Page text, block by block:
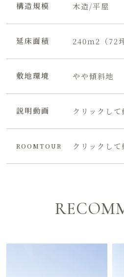
構造規模 木造/平屋
延床面積 240ｍ2（72坪
敷地環境 やや傾斜地
説明動画 クリックし
ROOMTOUR クリックし